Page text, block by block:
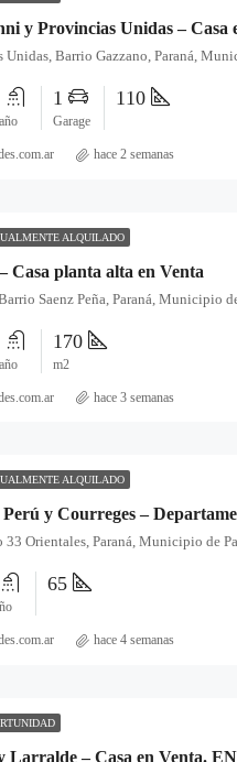
y Provincias Unidas – Casa
1
Garage
110
hace 2 semanas
ALQUILADO
Casa planta alta en Venta
170
m2
hace 3 semanas
ALQUILADO
65
hace 4 semanas